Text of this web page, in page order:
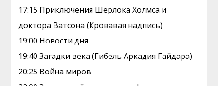
17:15 Приключения Шерлока Холмса и
доктора Ватсона (Кровавая надпись)
19:00 Новости дня
19:40 Загадки века (Гибель Аркадия Гайдара)
20:25 Война миров